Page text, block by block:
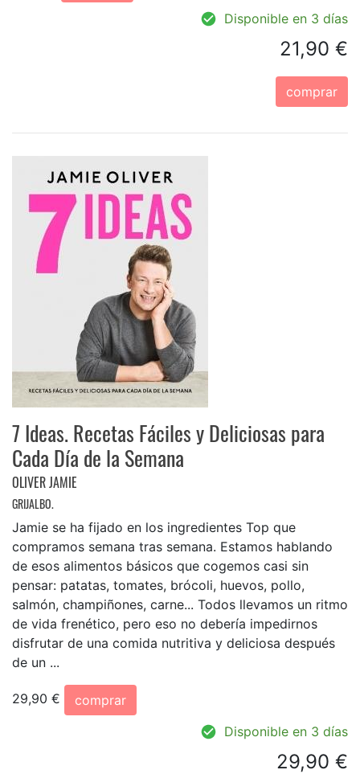
Disponible en 3 días
21,90 €
comprar
7 Ideas. Recetas Fáciles y Deliciosas para
Cada Día de la Semana
OLIVER JAMIE
GRIJALBO.
Jamie se ha fijado en los ingredientes Top que
compramos semana tras semana. Estamos hablando
de esos alimentos básicos que cogemos casi sin
pensar: patatas, tomates, brócoli, huevos, pollo,
salmón, champiñones, carne... Todos llevamos un ritmo
de vida frenético, pero eso no debería impedirnos
disfrutar de una comida nutritiva y deliciosa después
de un ...
29,90 €
comprar
Disponible en 3 días
29,90 €